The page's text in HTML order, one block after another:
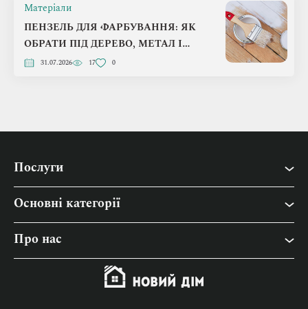
Матеріали
ПЕНЗЕЛЬ ДЛЯ ФАРБУВАННЯ: ЯК
ОБРАТИ ПІД ДЕРЕВО, МЕТАЛ І
БЕТОН
31.07.2026 17 0
Послуги
Основні категорії
Інтер’єр
Будівництво
Про нас
Про “Новий Дім”